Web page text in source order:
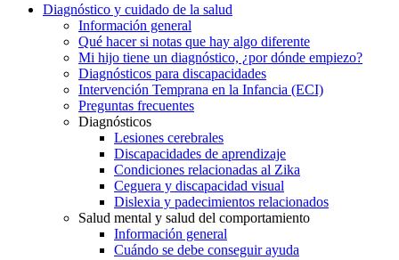
Diagnóstico y cuidado de la salud
Información general
Qué hacer si notas que hay algo diferente
Mi hijo tiene un diagnóstico, ¿por dónde empiezo?
Diagnósticos para discapacidades
Intervención Temprana en la Infancia (ECI)
Preguntas frecuentes
Diagnósticos
Lesiones cerebrales
Discapacidades de aprendizaje
Condiciones relacionadas al Zika
Ceguera y discapacidad visual
Dislexia y padecimientos relacionados
Salud mental y salud del comportamiento
Información general
Cuándo se debe conseguir ayuda